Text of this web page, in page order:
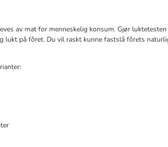
av mat for menneskelig konsum. Gjør
lukt på fôret. Du vil raskt kunne fastslå fôrets